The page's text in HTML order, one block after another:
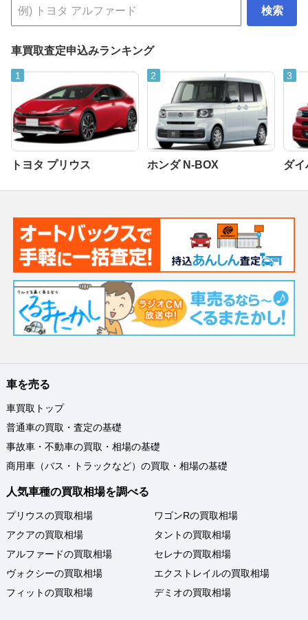
検索
車買取査定申込みランキング
トヨタ プリウス ホンダ N-BOX ダイ
車を売る
車買取トップ
普通車の買取・査定の基礎
事故車・不動車の買取・相場の基礎
商用車（バス・トラックなど）の買取・相場の基礎
人気車種の買取相場を調べる
プリウスの買取相場
アクアの買取相場
アルファードの買取相場
ヴォクシーの買取相場
フィットの買取相場
ワゴンRの買取相場
タントの買取相場
セレナの買取相場
エクストレイルの買取相場
デミオの買取相場